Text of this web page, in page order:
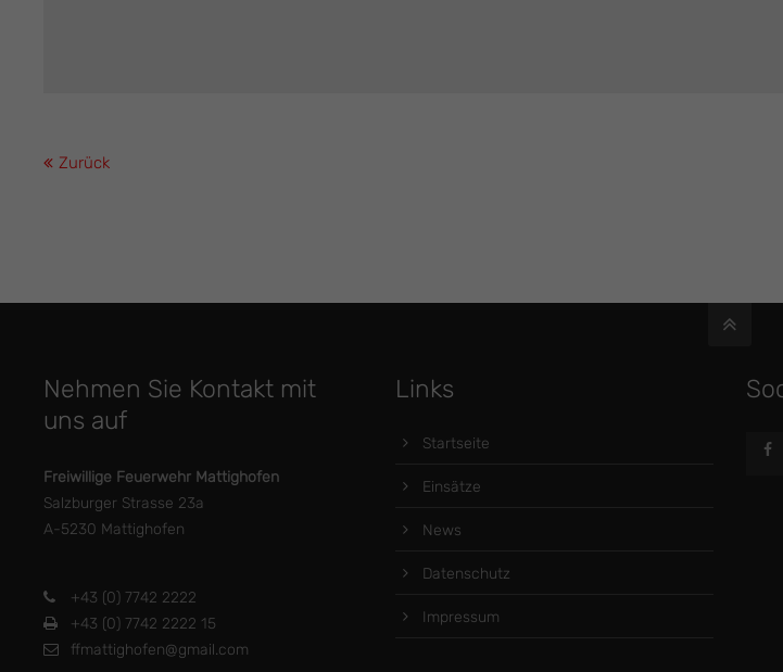
Zurück
Nehmen Sie Kontakt mit
uns auf
Freiwillige Feuerwehr Mattighofen
Salzburger Strasse 23a
A-5230 Mattighofen
+43 (0) 7742 2222
+43 (0) 7742 2222 15
ffmattighofen@gmail.com
Links
Startseite
Einsätze
News
Datenschutz
Impressum